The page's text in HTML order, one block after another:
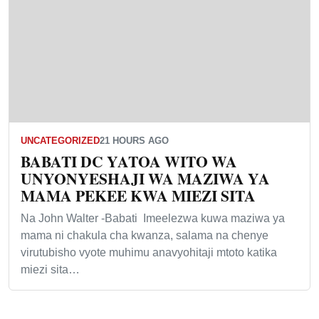
UNCATEGORIZED21 HOURS AGO
BABATI DC YATOA WITO WA
UNYONYESHAJI WA MAZIWA YA
MAMA PEKEE KWA MIEZI SITA
Na John Walter -Babati Imeelezwa kuwa maziwa ya
mama ni chakula cha kwanza, salama na chenye
virutubisho vyote muhimu anavyohitaji mtoto katika
miezi sita…